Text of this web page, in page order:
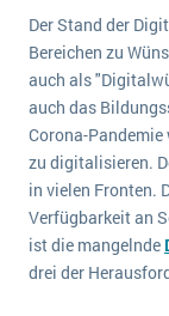
Service
Handwerk
Health
IKT
Medien
NGO
Was ist Data
Mehr über
ERP
Der Stand der
Bereichen zu
auch als
auch das
Corona-
zu digitalisieren.
in vielen Fronten.
Verfügbarkeit an
ist die mangelnde
drei der